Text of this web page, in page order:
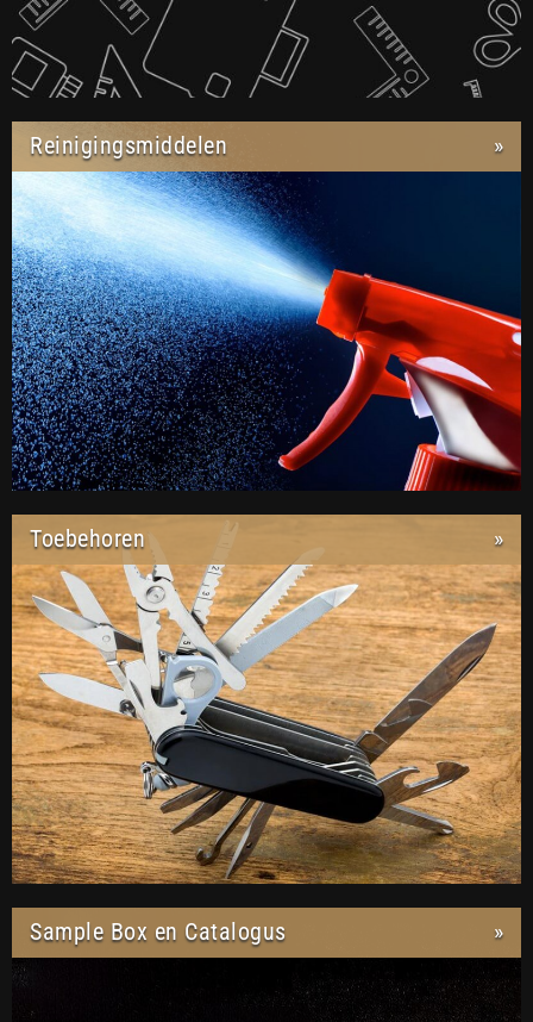
Sample Box en Catalogus »
Reinigingsmiddelen »
Toebehoren »